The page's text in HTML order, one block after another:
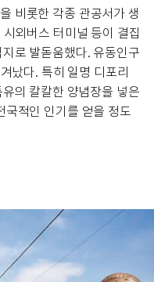
비롯한 각종 관공서가 생
외버스 터미널 등이 결집
로 발돋움했다. 유동인구
났다. 특히 일명 디포리
의 칼칼한 양념장을 넣은
국적인 인기를 얻을 정도